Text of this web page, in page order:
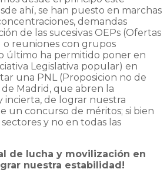
ahí, se han puesto en marchas
demandas
de las sucesivas OEPs (Ofertas
reuniones con grupos
último ha permitido poner en
Legislativa popular) en
una PNL (Proposicion no de
de Madrid, que abren la
incierta, de lograr nuestra
un concurso de méritos; si bien
y no en todas las
de lucha y movilización en
nuestra estabilidad!